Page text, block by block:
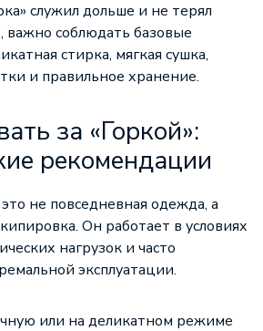
служил дольше и не терял
важно соблюдать базовые
стирка, мягкая сушка,
и правильное хранение.
за «Горкой»:
рекомендации
не повседневная одежда, а
Он работает в условиях
нагрузок и часто
эксплуатации.
или на деликатном режиме